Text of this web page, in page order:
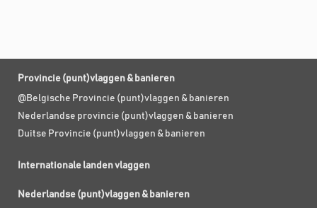
Provincie (punt)vlaggen & banieren
@Belgische Provincie (punt)vlaggen & banieren
Nederlandse provincie (punt)vlaggen & banieren
Duitse Provincie (punt)vlaggen & banieren
Internationale landen vlaggen
Nederlandse (punt)vlaggen & banieren